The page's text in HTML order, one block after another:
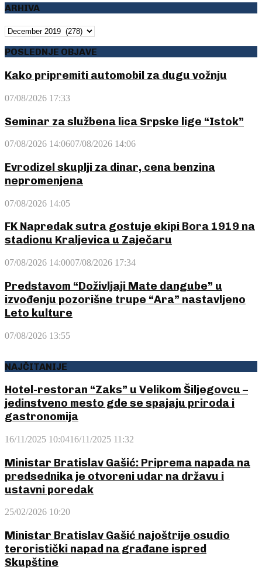
ARHIVA
ARHIVA
POSLEDNJE OBJAVE
Kako pripremiti automobil za dugu vožnju
07/08/2026 17:33
Seminar za službena lica Srpske lige “Istok”
07/08/2026 14:0607/08/2026 14:06
Evrodizel skuplji za dinar, cena benzina
nepromenjena
07/08/2026 14:05
FK Napredak sutra gostuje ekipi Bora 1919 na
stadionu Kraljevica u Zaječaru
07/08/2026 14:0007/08/2026 17:34
Predstavom “Doživljaji Mate dangube” u
izvođenju pozorišne trupe “Ara” nastavljeno
Leto kulture
07/08/2026 13:55
NAJČITANIJE
Hotel-restoran “Zaks” u Velikom Šiljegovcu –
jedinstveno mesto gde se spajaju priroda i
gastronomija
16/11/2025 10:0416/11/2025 11:32
Ministar Bratislav Gašić: Priprema napada na
predsednika je otvoreni udar na državu i
ustavni poredak
25/02/2026 10:20
Ministar Bratislav Gašić najoštrije osudio
teroristički napad na građane ispred
Skupštine